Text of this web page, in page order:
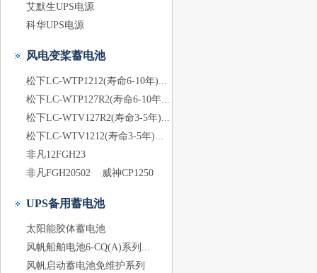
艾默生UPS电源
科华UPS电源
风电变桨蓄电池
松下LC-WTP1212(寿命6-10年)...
松下LC-WTP127R2(寿命6-10年...
松下LC-WTV127R2(寿命3-5年)...
松下LC-WTV1212(寿命3-5年)...
非凡12FGH23
非凡FGH20502
威神CP1250
UPS备用蓄电池
太阳能胶体蓄电池
风帆船舶电池6-CQ(A)系列...
风帆启动蓄电池免维护系列